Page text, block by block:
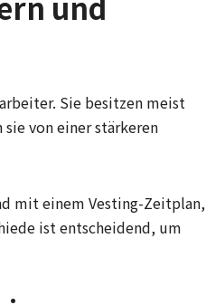
Sie besitzen meist
von einer stärkeren
mit einem Vesting-Zeitplan,
ist entscheidend, um